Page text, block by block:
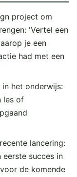
project om
'Vertel een
je een
had met een
in het onderwijs:
les of
lancering:
eerste succes in
de komende